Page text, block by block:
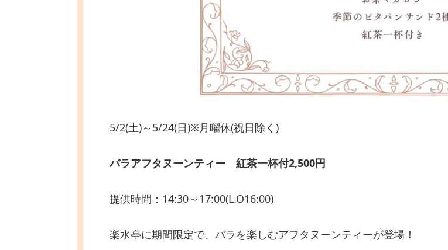
5/2(土)～5/24(日)※月曜休(祝日除く)
バラアフタヌーンティー 紅茶一杯付2,500円
提供時間：14:30～17:00(L.O16:00)
楽水亭に期間限定で、バラを楽しむアフタヌーンティーが登場！